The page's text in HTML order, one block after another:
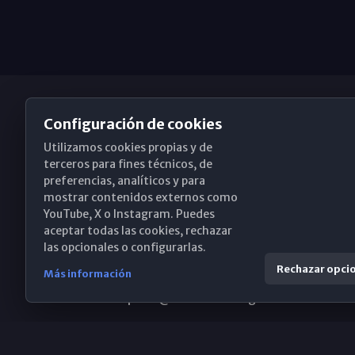
Obispado de Málaga
Santa María, 18-20. 29015 Málaga
(+34) 952 224 386
Configuración de cookies
Utilizamos cookies propias y de
terceros para fines técnicos, de
preferencias, analíticos y para
mostrar contenidos externos como
YouTube, X o Instagram. Puedes
aceptar todas las cookies, rechazar
las opcionales o configurarlas.
Más información Rechazar